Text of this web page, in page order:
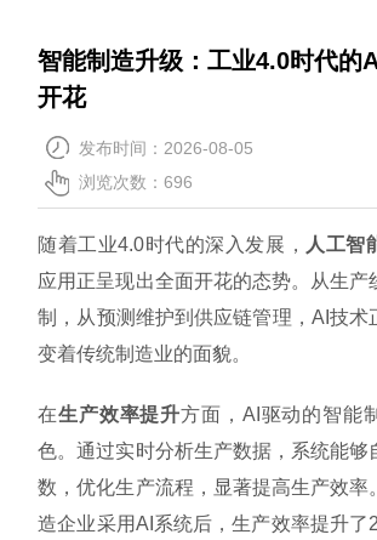
智能制造升级：工业4.0时代的
开花
发布时间：2026-08-05
浏览次数：696
随着工业4.0时代的深入发展， 人工智
应用正呈现出全面开花的态势。从生产
制，从预测维护到供应链管理，AI技术
变着传统制造业的面貌。
在生产效率提升方面，AI驱动的智能
色。通过实时分析生产数据，系统能够
数，优化生产流程，显著提高生产效率
造企业采用AI系统后，生产效率提升了